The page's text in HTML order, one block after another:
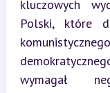
kluczowych
Polski, które
wymagał